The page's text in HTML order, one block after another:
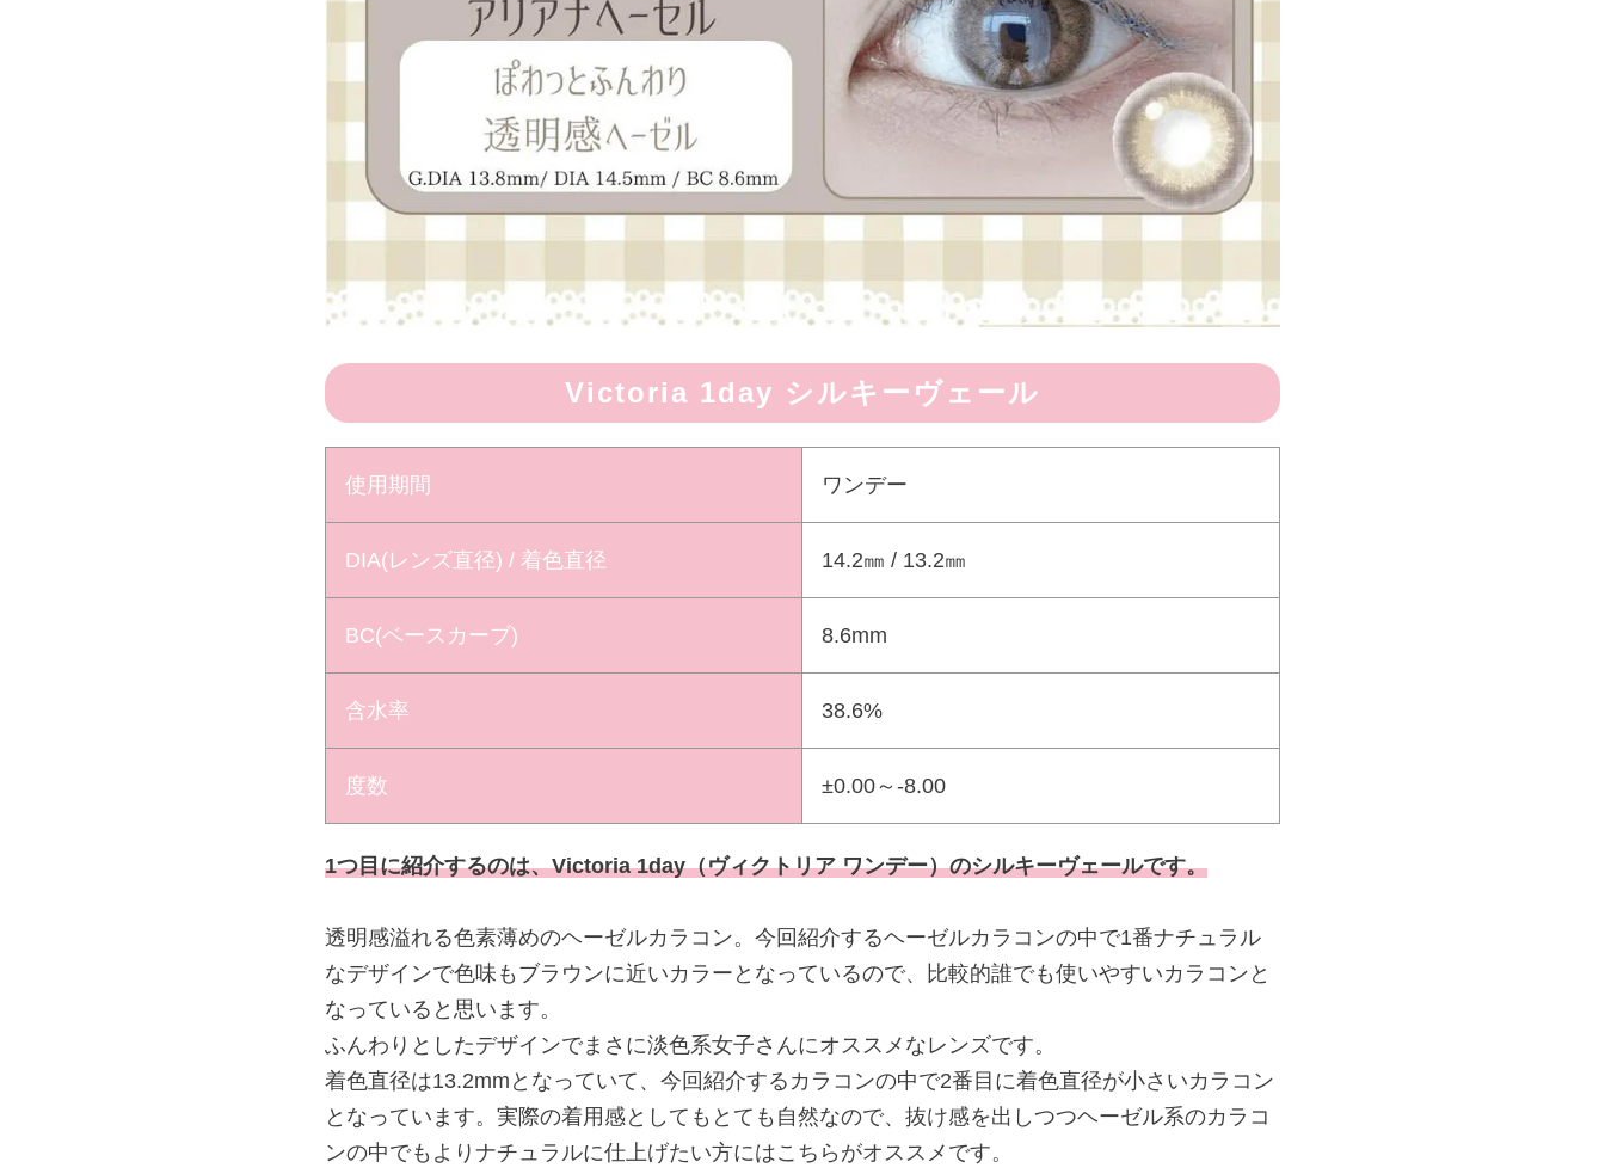
Victoria 1day シルキーヴェール
使用期間 ワンデー
DIA(レンズ直径) / 着色直径 14.2㎜ / 13.2㎜
BC(ベースカーブ) 8.6mm
含水率 38.6%
度数 ±0.00～-8.00
1つ目に紹介するのは、Victoria 1day（ヴィクトリア ワンデー）のシルキーヴェールです。
透明感溢れる色素薄めのヘーゼルカラコン。今回紹介するヘーゼルカラコンの中で1番ナチュラル
なデザインで色味もブラウンに近いカラーとなっているので、比較的誰でも使いやすいカラコンと
なっていると思います。
ふんわりとしたデザインでまさに淡色系女子さんにオススメなレンズです。
着色直径は13.2mmとなっていて、今回紹介するカラコンの中で2番目に着色直径が小さいカラコン
となっています。実際の着用感としてもとても自然なので、抜け感を出しつつヘーゼル系のカラコ
ンの中でもよりナチュラルに仕上げたい方にはこちらがオススメです。